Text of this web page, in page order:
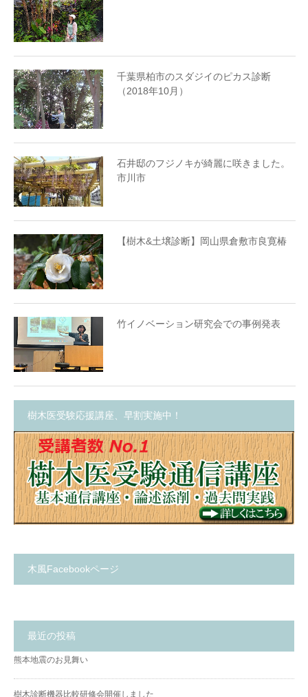
千葉県柏市のスダジイのピカス診断
（2018年10月）
石井邸のフジノキが綺麗に咲きました。
市川市
【樹木&土壌診断】岡山県倉敷市良寛椿
竹イノベーション研究会での事例発表
樹木医受験応援講座、早割実施中！
木風Facebookページ
最近の投稿
熊本地震のお見舞い
樹木診断機器比較研修会開催しました